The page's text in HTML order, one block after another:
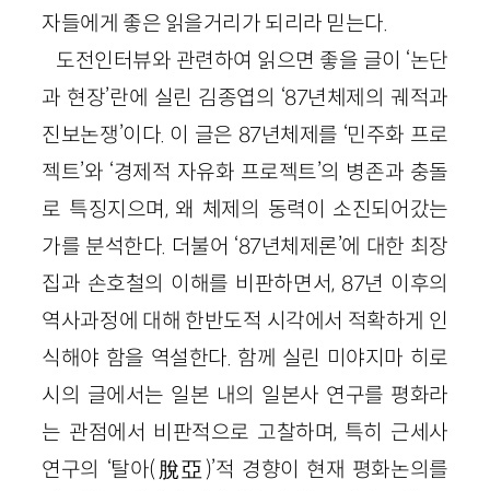
자들에게 좋은 읽을거리가 되리라 믿는다.
도전인터뷰와 관련하여 읽으면 좋을 글이 ‘논단
과 현장’란에 실린 김종엽의 ‘87년체제의 궤적과
진보논쟁’이다. 이 글은 87년체제를 ‘민주화 프로
젝트’와 ‘경제적 자유화 프로젝트’의 병존과 충돌
로 특징지으며, 왜 체제의 동력이 소진되어갔는
가를 분석한다. 더불어 ‘87년체제론’에 대한 최장
집과 손호철의 이해를 비판하면서, 87년 이후의
역사과정에 대해 한반도적 시각에서 적확하게 인
식해야 함을 역설한다. 함께 실린 미야지마 히로
시의 글에서는 일본 내의 일본사 연구를 평화라
는 관점에서 비판적으로 고찰하며, 특히 근세사
연구의 ‘탈아(脫亞)’적 경향이 현재 평화논의를